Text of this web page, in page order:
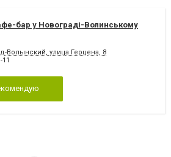
бар у Новограді-Волинському
Волынский, улица Герцена, 8
11